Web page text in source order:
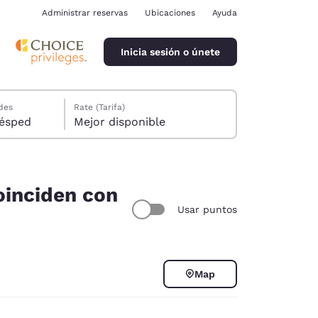
Administrar reservas Ubicaciones Ayuda
Inicia sesión o únete
1 huésped
Rate (Tarifa)
Mejor disponible
con
Usar puntos
Map